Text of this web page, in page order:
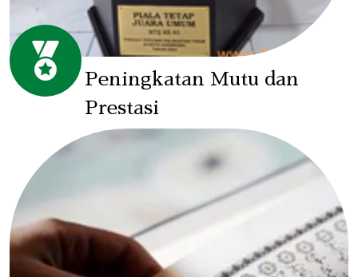
Peningkatan Mutu dan
Prestasi